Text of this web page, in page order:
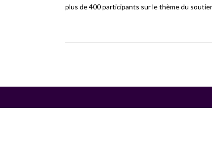
plus de 400 participants sur le thème du